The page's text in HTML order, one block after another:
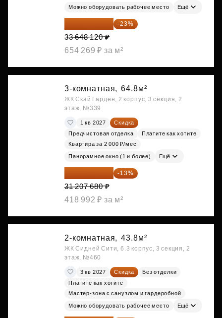
Можно оборудовать рабочее место Ещё
25 909 052 ₽ -23%
33 648 120 ₽
654 269 ₽ за м²
3-комнатная, 64.8м²
ЖК Скай Гарден, 2 корпус, 3 секция, 2
этаж, №339
1 кв 2027
Скидка
Предчистовая отделка
Платите как хотите
Квартира за 2 000 ₽/мес
Панорамное окно (1 и более) Ещё
27 150 682 ₽ -13%
31 207 680 ₽
418 992 ₽ за м²
2-комнатная, 43.8м²
ЖК Сидней Сити, 6.3 корпус, 3 секция, 2
этаж, №460
3 кв 2027 Скидка
Без отделки
Платите как хотите
Мастер-зона с санузлом и гардеробной
Можно оборудовать рабочее место Ещё